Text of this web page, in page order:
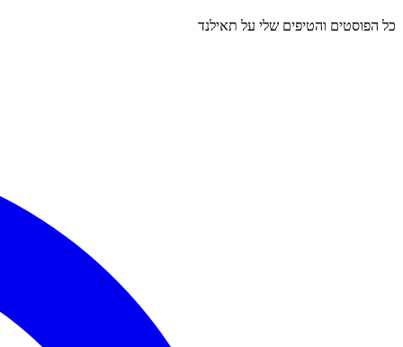
כל הפוסטים והטיפים שלי על תאילנד